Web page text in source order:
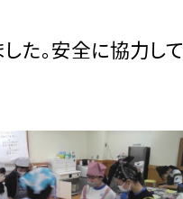
た。安全に協力して